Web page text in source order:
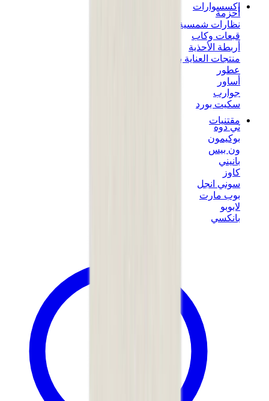
إكسسوارات
أحزمة
نظارات شمسية
قبعات وكاب
أربطة الأحذية
منتجات العناية بالسنيكرز
عطور
أساور
جوارب
سكيت بورد
مقتنيات
ني دوه
بوكيمون
ون بيس
بانيني
كاوز
سوني انجل
بوب مارت
لابوبو
بانكسي